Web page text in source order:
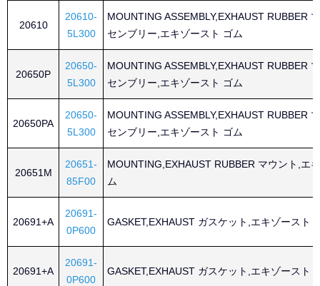
20610
20610-
5L300
MOUNTING ASSEMBLY,EXHAUST RUBBER
センブリー,エキゾースト ゴム
20650P
20650-
5L300
MOUNTING ASSEMBLY,EXHAUST RUBBER
センブリー,エキゾースト ゴム
20650PA
20650-
5L300
MOUNTING ASSEMBLY,EXHAUST RUBBER
センブリー,エキゾースト ゴム
20651M
20651-
85F00
MOUNTING,EXHAUST RUBBER マウント,エ
ム
20691+A
20691-
0P600
GASKET,EXHAUST ガスケット,エキゾースト
20691+A
20691-
0P600
GASKET,EXHAUST ガスケット,エキゾースト